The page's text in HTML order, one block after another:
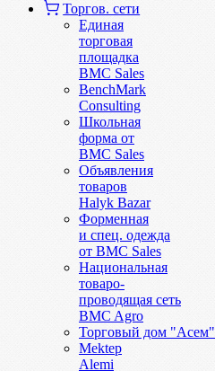
Торгов. сети
Единая
торговая
площадка
BMC Sales
BenchMark
Consulting
Школьная
форма от
BMC Sales
Объявления
товаров
Halyk Bazar
Форменная
и спец. одежда
от BMC Sales
Национальная
товаро-
проводящая сеть
BMC Agro
Торговый дом "Асем"
Mektep
Alemi